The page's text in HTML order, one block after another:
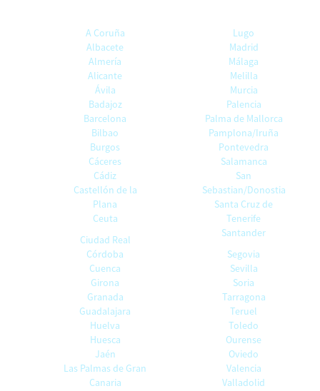
A Coruña
Albacete
Almería
Alicante
Ávila
Badajoz
Barcelona
Bilbao
Burgos
Cáceres
Cádiz
Castellón de la
Plana
Ceuta
Ciudad Real
Córdoba
Cuenca
Girona
Granada
Guadalajara
Huelva
Huesca
Jaén
Las Palmas de Gran
Canaria
Lugo
Madrid
Málaga
Melilla
Murcia
Palencia
Palma de Mallorca
Pamplona/Iruña
Pontevedra
Salamanca
San
Sebastian/Donostia
Santa Cruz de
Tenerife
Santander
Segovia
Sevilla
Soria
Tarragona
Teruel
Toledo
Ourense
Oviedo
Valencia
Valladolid